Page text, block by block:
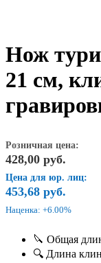
Нож
21 см,
Розничная цена:
428,00 руб.
Цена для юр. лиц:
453,68 руб.
Наценка: +6.00%
🔪 Общая
🔍 Длина